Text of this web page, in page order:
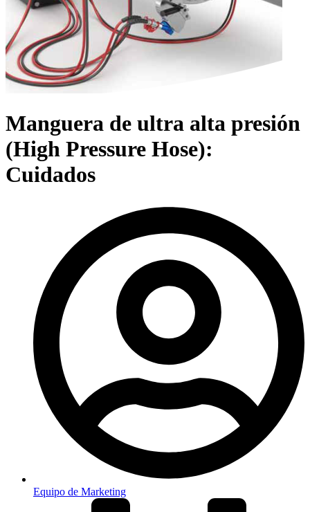
Manguera de ultra alta presión
(High Pressure Hose):
Cuidados
Equipo de Marketing